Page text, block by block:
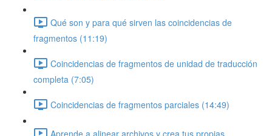
Qué son y para qué sirven las coincidencias de
fragmentos (11:19)
Coincidencias de fragmentos de unidad de traducción
completa (7:05)
Coincidencias de fragmentos parciales (14:49)
Aprende a alinear archivos y crea tus propias